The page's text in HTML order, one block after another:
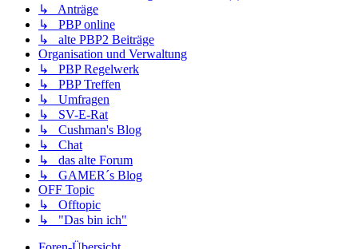
↳ Anträge
↳ PBP online
↳ alte PBP2 Beiträge
Organisation und Verwaltung
↳ PBP Regelwerk
↳ PBP Treffen
↳ Umfragen
↳ SV-E-Rat
↳ Cushman's Blog
↳ Chat
↳ das alte Forum
↳ GAMER´s Blog
OFF Topic
↳ Offtopic
↳ "Das bin ich"